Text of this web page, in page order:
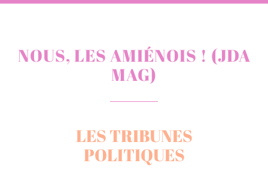
NOUS, LES AMIÉNOIS ! (JDA
MAG)
LES TRIBUNES
POLITIQUES